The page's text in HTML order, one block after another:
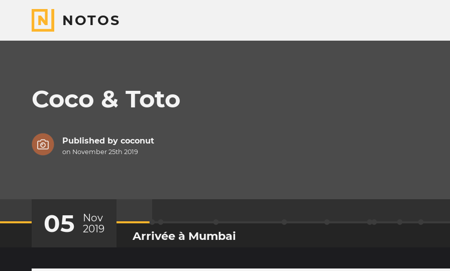
NOTOS
Coco & Toto
Published by coconut
on November 25th 2019
05
Nov
2019
Arrivée à Mumbai